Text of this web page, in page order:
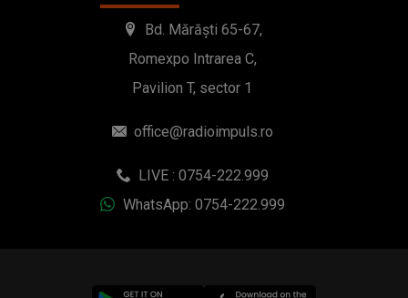
Bd. Mărăști 65-67,
Romexpo Intrarea C,
Pavilion T, sector 1
office@radioimpuls.ro
LIVE : 0754-222.999
WhatsApp: 0754-222.999